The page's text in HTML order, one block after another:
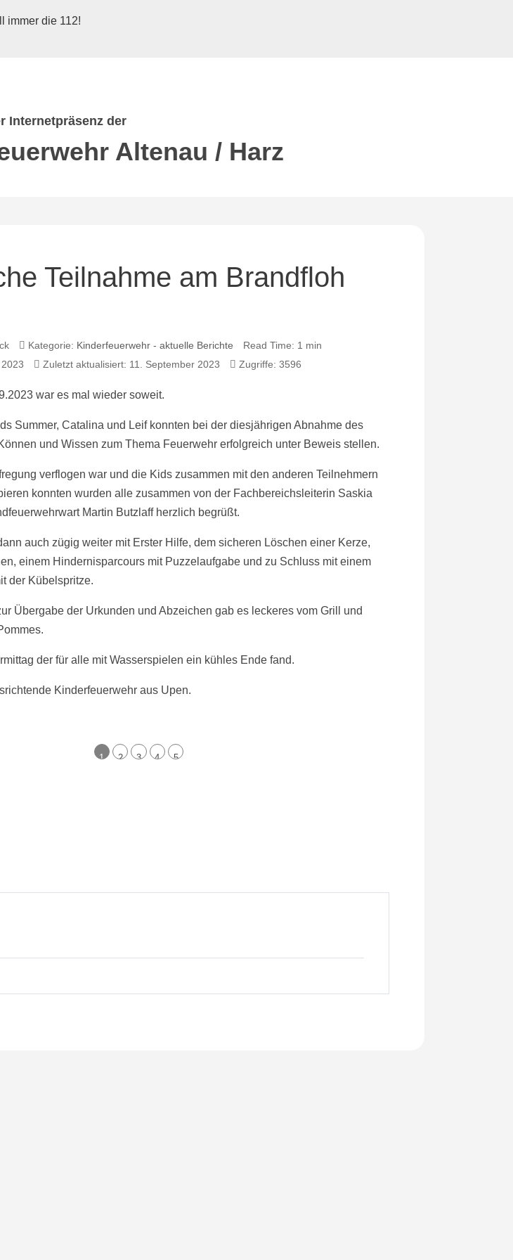
immer die 112!
Internetpräsenz der
Altenau / Harz
Teilnahme am Brandfloh
Kategorie: Kinderfeuerwehr - aktuelle Berichte
Read Time: 1 min
Zuletzt aktualisiert: 11. September 2023 Zugriffe: 3596
war es mal wieder soweit.
Summer, Catalina und Leif konnten bei der diesjährigen Abnahme des
und Wissen zum Thema Feuerwehr erfolgreich unter Beweis stellen.
verflogen war und die Kids zusammen mit den anderen Teilnehmern
konnten wurden alle zusammen von der Fachbereichsleiterin Saskia
Martin Butzlaff herzlich begrüßt.
auch zügig weiter mit Erster Hilfe, dem sicheren Löschen einer Kerze,
einem Hindernisparcours mit Puzzelaufgabe und zu Schluss mit einem
der Kübelspritze.
Übergabe der Urkunden und Abzeichen gab es leckeres vom Grill und
der für alle mit Wasserspielen ein kühles Ende fand.
Kinderfeuerwehr aus Upen.
1 2 3 4 5
weiht Hüpfburg ein